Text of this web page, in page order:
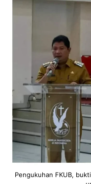
Pengukuhan FKUB,